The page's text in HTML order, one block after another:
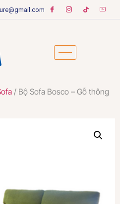
/ Bộ Sofa Bosco – Gỗ thông